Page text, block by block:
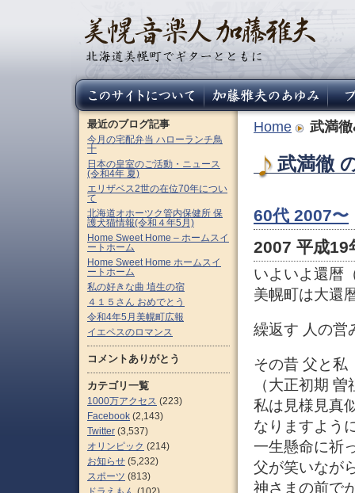
Home 武満
武満徹
60代 2007〜
2007 平成19
いよいよ還暦
美幌町は大
繰返す 人の
その昔 父と私
（大正初期
私は見様見真
なりますよう
一生懸命に祈
父が笑いなが
神さまの前で
最近のブログ記事
今月の宅配弁当 ハローランチ鳥
十
日本の皇室のご活動・ニュース
(令和4年 夏)
エリザベス2世の在位70年につい
て
北海道オホーツク管内保健所 保
護犬猫情報(令和４年5月)
Home Sweet Home – ホームスイ
ートホーム
Home Sweet Home ホームスイ
ートホーム
私の好きな曲 埴生の宿
４１５さん おめでとう
令和4年5月美幌町広報
イエペスのロマンス
コメントありがとう
カテゴリ一覧
1000万アクセス (223)
Facebook (2,143)
Twitter (3,537)
オリンピック (214)
お知らせ (5,232)
スポーツ (813)